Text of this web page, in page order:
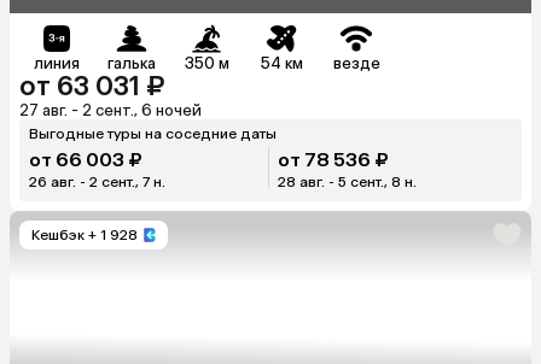
линия галька 350 м 54 км везде
от 63 031 ₽
27 авг. - 2 сент., 6 ночей
Выгодные туры на соседние даты
от 66 003 ₽
26 авг. - 2 сент., 7 н.
от 78 536 ₽
28 авг. - 5 сент., 8 н.
Кешбэк + 1 928